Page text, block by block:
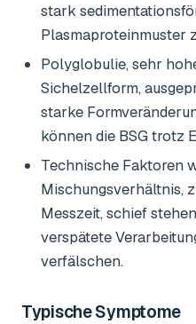
stark
Plasmaproteinmuster
Polyglobulie, sehr
Sichelzellform,
starke
können die BSG trotz
Technische Faktoren
Mischungsverhältnis,
Messzeit, schief
verspätete
verfälschen.
Typische Symptome